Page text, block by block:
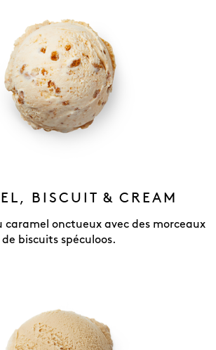
BISCUIT & CREAM
caramel onctueux avec des morceaux
de biscuits spéculoos.